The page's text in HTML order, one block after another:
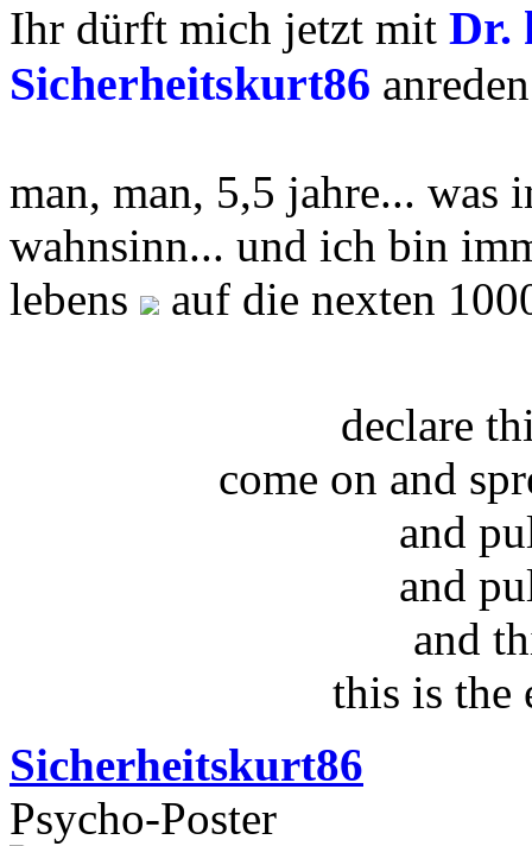
Ihr dürft mich jetzt mit Dr.
Sicherheitskurt86
man, man, 5,5 jahre... was
wahnsinn... und ich bin
lebens
auf die nexten
declare
come on and
and
and
and
this is the
Sicherheitskurt86
Psycho-Poster